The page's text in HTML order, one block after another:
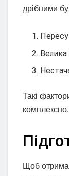
дрібними
Велика
Такі
комплексно.
Щоб